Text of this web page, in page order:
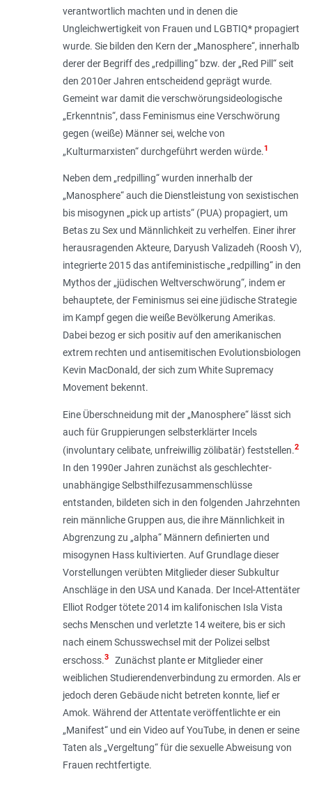
verantwortlich machten und in denen die
Ungleichwertigkeit von Frauen und LGBTIQ* propagiert
wurde. Sie bilden den Kern der „Mano­sphere“, innerhalb
derer der Begriff des „redpilling“ bzw. der „Red Pill“ seit
den 2010er Jahren entscheidend geprägt wurde.
Gemeint war damit die verschwörungsideo­logische
„Erkenntnis“, dass Feminismus eine Verschwörung
gegen (weiße) Männer sei, welche von
„Kulturmarxisten“ durchgeführt werden würde.1
Neben dem „redpilling“ wurden innerhalb der
„Manosphere“ auch die Dienstleistung von sexistischen
bis misogynen „pick up artists“ (PUA) propagiert, um
Betas zu Sex und Männlichkeit zu verhelfen. Einer ihrer
herausragenden Akteure, Daryush Valizadeh (Roosh V),
inte­grierte 2015 das antifeministische „red­pilling“ in den
Mythos der „jüdischen Weltverschwörung“, indem er
behauptete, der Feminismus sei eine jüdische Strategie
im Kampf gegen die weiße Bevölkerung Amerikas.
Dabei bezog er sich positiv auf den amerikanischen
extrem rechten und antisemitischen Evolutionsbiologen
Kevin MacDonald, der sich zum White Supremacy
Movement bekennt.
Eine Überschneidung mit der „Mano­sphere“ lässt sich
auch für Gruppierungen selbsterklärter Incels
(involuntary celibate, unfreiwillig zölibatär) feststellen.2
In den 1990er Jahren zunächst als geschlechter­
unabhängige Selbsthilfezusammenschlüsse
entstanden, bildeten sich in den folgenden Jahrzehnten
rein männliche Gruppen aus, die ihre Männlichkeit in
Abgrenzung zu „alpha“ Männern definierten und
misogynen Hass kultivierten. Auf Grundlage dieser
Vorstellungen verübten Mitglie­der dieser Subkultur
Anschläge in den USA und Kanada. Der Incel-Attentäter
Elliot Rodger tötete 2014 im kalifonischen Isla Vista
sechs Menschen und verletzte 14 weitere, bis er sich
nach einem Schusswechsel mit der Polizei selbst
erschoss.3Zunächst plante er Mitglieder einer
weiblichen Studierendenverbindung zu ermorden. Als er
jedoch deren Gebäude nicht betreten konnte, lief er
Amok. Während der Attentate veröffentlichte er ein
„Manifest“ und ein Video auf YouTube, in denen er seine
Taten als „Vergeltung“ für die sexu­elle Abweisung von
Frauen rechtfertigte.